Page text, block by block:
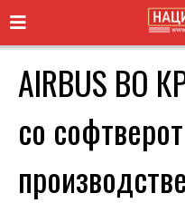
AIRBUS ВО
со